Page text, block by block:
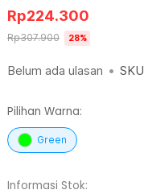
Belum ada ulasan • SKU
Rp224.300
Rp307.900 28%
Pilihan Warna:
Green
Informasi Stok: